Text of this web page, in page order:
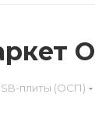
плиты (ОСП)